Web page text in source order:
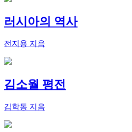
러시아의 역사
전지용 지음
김소월 평전
김학동 지음